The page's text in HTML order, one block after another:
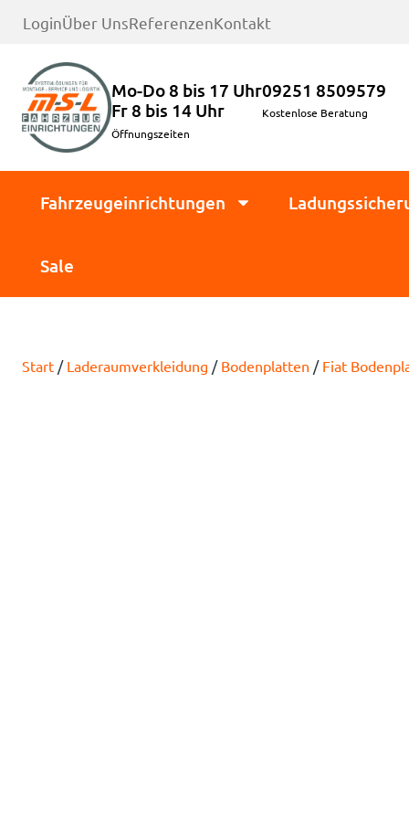
LoginÜber UnsReferenzenKontakt
Mo-Do 8 bis 17 Uhr
Fr 8 bis 14 Uhr
Öffnungszeiten
09251 8509579
Kostenlose Beratung
Fahrzeugeinrichtungen
Sale
Start / Laderaumverkleidung / Bodenplatten / Fiat